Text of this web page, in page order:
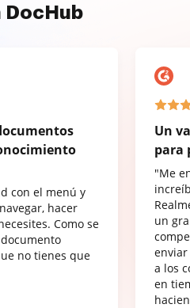
DocHub
con el menú y
hacer
Como se
no tienes que
Un
para
"Me
un
a los
en